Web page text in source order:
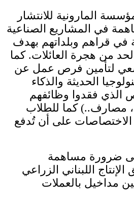
المارونية للانتشار
في المشاريع الصناعية
في قراهم وبلداتهم بهدف
من هجرة العائلات. كما
لتأمين فرص عمل عن
الحديثة والذكاء
الذي فقدوا وظائفهم
كما للطلاب
على أن تُدفع
ضرورة مساهمة
اللبناني الزراعي
مداخيل بالعملات